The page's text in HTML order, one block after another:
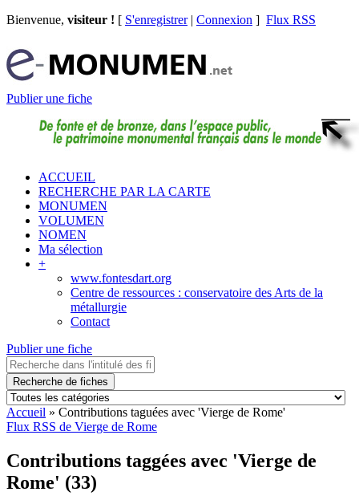
Bienvenue, visiteur ! [ S'enregistrer| Connexion ] Flux RSS
Publier une fiche
ACCUEIL
RECHERCHE PAR LA CARTE
MONUMEN
VOLUMEN
NOMEN
Ma sélection
+
www.fontesdart.org
Centre de ressources : conservatoire des Arts de la
métallurgie
Contact
Publier une fiche
Recherche de fiches
Accueil » Contributions taguées avec 'Vierge de Rome'
Flux RSS de Vierge de Rome
Contributions taggées avec 'Vierge de
Rome' (33)